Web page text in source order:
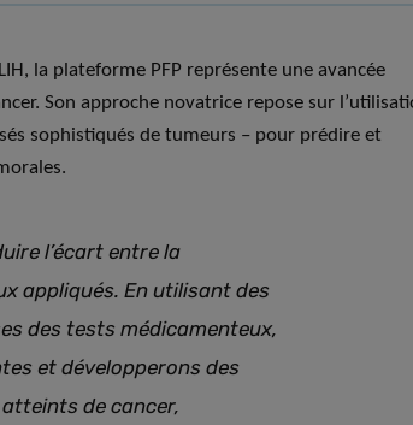
la plateforme PFP représente une avancée
Son approche novatrice repose sur
sophistiqués de tumeurs – pour prédire et
l’écart entre la
appliqués. En utilisant des
des tests médicamenteux,
et développerons des
de cancer,